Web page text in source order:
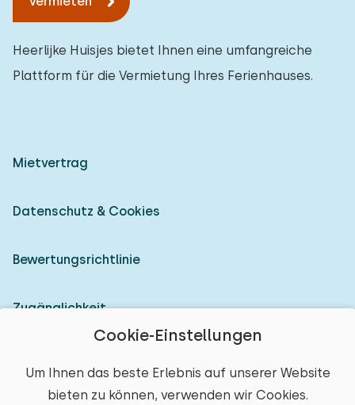
Cookie-Einstellungen
Um Ihnen das beste Erlebnis auf unserer Website
bieten zu können, verwenden wir Cookies.
Heerlijke Huisjes bietet Ihnen eine umfangreiche
Plattform für die Vermietung Ihres Ferienhauses.
Mietvertrag
Datenschutz & Cookies
Bewertungsrichtlinie
Zugänglichkeit